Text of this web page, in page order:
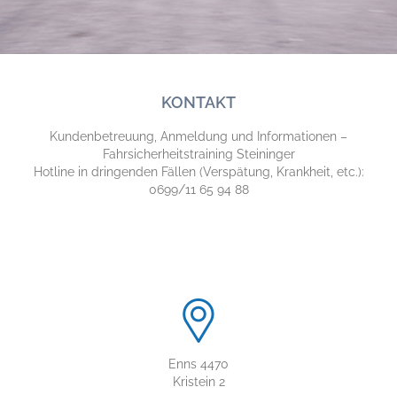
KONTAKT
Kundenbetreuung, Anmeldung und Informationen –
Fahrsicherheitstraining Steininger
Hotline in dringenden Fällen (Verspätung, Krankheit, etc.):
0699/11 65 94 88
Enns 4470
Kristein 2